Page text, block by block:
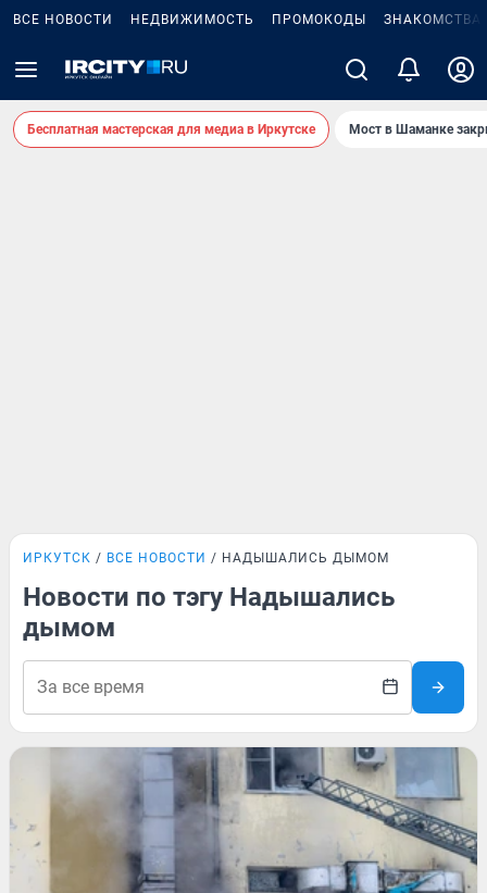
ВСЕ НОВОСТИ НЕДВИЖИМОСТЬ ПРОМОКОДЫ ЗНАКОМСТВА
Бесплатная мастерская для медиа в Иркутске Мост в Шаманке
ИРКУТСК ВСЕ НОВОСТИ НАДЫШАЛИСЬ ДЫМОМ
Новости по тэгу Надышались
дымом